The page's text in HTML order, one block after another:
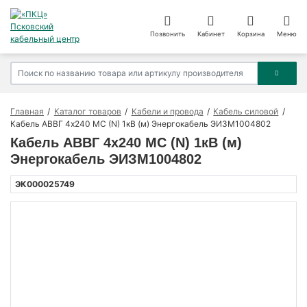
Позвонить Кабинет Корзина Меню
Главная Каталог товаров Кабели и провода
Кабель силовой
Кабель АВВГ 4х240 МС (N) 1кВ (м) Энергокабель ЭИЗМ1004802
Кабель АВВГ 4х240 МС (N) 1кВ (м)
Энергокабель ЭИЗМ1004802
ЭК000025749